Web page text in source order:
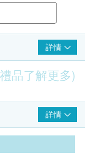
詳情
品了解更多)
詳情